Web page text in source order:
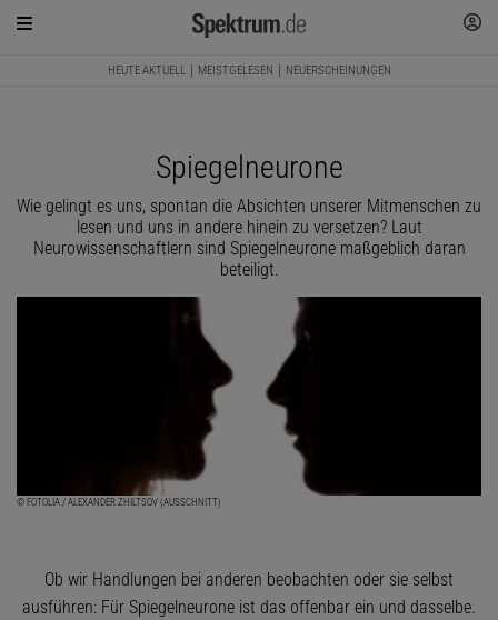
HEUTE AKTUELL MEISTGELESEN NEUERSCHEINUNGEN
Spiegelneurone
Wie gelingt es uns, spontan die Absichten unserer Mitmenschen zu
lesen und uns in andere hinein zu versetzen? Laut
Neurowissenschaftlern sind Spiegelneurone maßgeblich daran
beteiligt.
© FOTOLIA / ALEXANDER ZHILTSOV (AUSSCHNITT)
Ob wir Handlungen bei anderen beobachten oder sie selbst
ausführen: Für Spiegelneurone ist das offenbar ein und dasselbe.